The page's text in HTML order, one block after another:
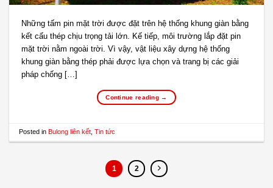
Những tấm pin mặt trời được đặt trên hệ thống khung giàn bằng
kết cấu thép chịu trọng tải lớn. Kế tiếp, môi trường lắp đặt pin
mặt trời nằm ngoài trời. Vì vậy, vật liệu xây dựng hệ thống
khung giàn bằng thép phải được lựa chọn và trang bị các giải
pháp chống […]
Continue reading →
Posted in Bulong liên kết, Tin tức
1 2